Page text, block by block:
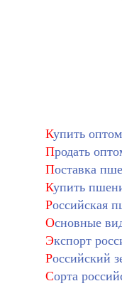
Купить
Продать
Поставка
Купить
Российская
Основные
Экспорт
Российский
Сорта